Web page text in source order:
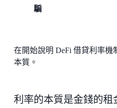
騙
在開始說明 DeFi 借貸利率
本質。
利率的本質是金錢的租